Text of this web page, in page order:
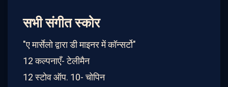
सभी संगीत स्कोर
"ए मार्सेलो द्वारा डी माइनर में कॉन्सर्टो"
12 कल्पनाएँ- टेलीमैन
12 स्टोव ऑप. 10- चोपिन